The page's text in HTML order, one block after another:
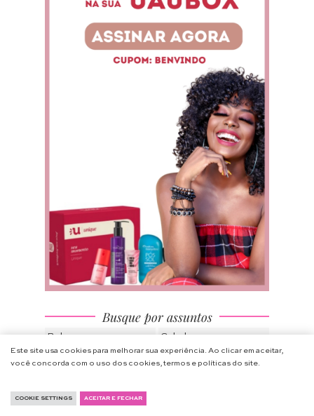
Busque por assuntos
Beleza Cabelos
Gastronomia Decoração
Moda
Este site usa cookies para melhorar sua experiência. Ao clicar em aceitar,
você concorda com o uso dos cookies, termos e políticas do site.
COOKIE SETTINGS ACEITAR E FECHAR